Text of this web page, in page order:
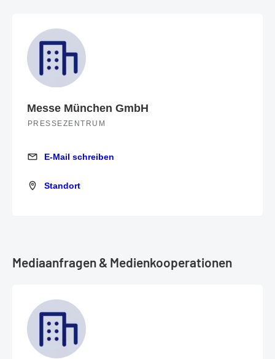
Messe München GmbH
PRESSEZENTRUM
E-Mail schreiben
E-Mail schreiben
Standort
Standort
Mediaanfragen & Medienkooperationen